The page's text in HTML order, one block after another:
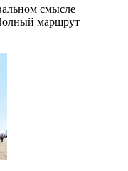
смысле
маршрут